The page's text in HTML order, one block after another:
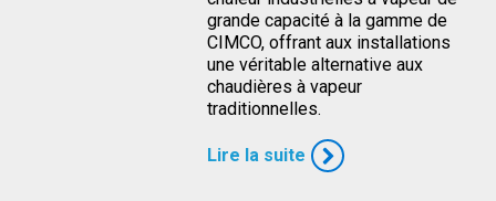
grande capacité à la gamme de
CIMCO, offrant aux installations
une véritable alternative aux
chaudières à vapeur
traditionnelles.
Lire la suite